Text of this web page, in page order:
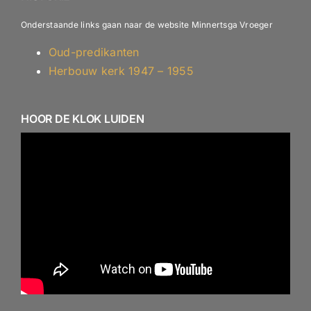
Onderstaande links gaan naar de website Minnertsga Vroeger
Oud-predikanten
Herbouw kerk 1947 – 1955
HOOR DE KLOK LUIDEN